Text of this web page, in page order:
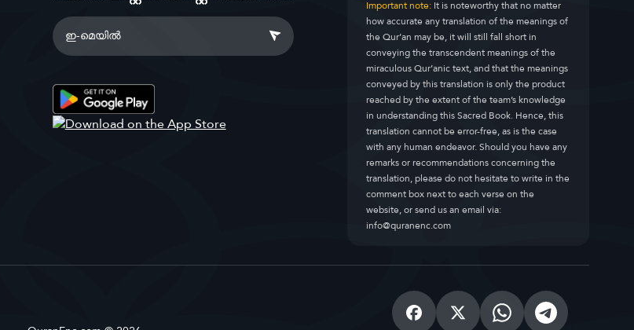
Important note:It is noteworthy that no matter
how accurate any translation of the meanings of
the Qur’an may be, it will still fall short in
conveying the transcendent meanings of the
miraculous Qur’anic text, and that the meanings
conveyed by this translation is only the product
reached by the extent of the team’s knowledge
in understanding this Sacred Book. Hence, this
translation cannot be error-free, as is the case
with any human endeavor. Should you have any
remarks or recommendations concerning the
translation, please do not hesitate to write in the
comment box next to each verse on the
website, or send us an email via:
info@quranenc.com